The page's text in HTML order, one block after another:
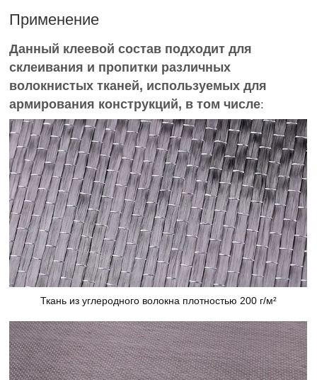
Применение
Данный клеевой состав подходит для
склеивания и пропитки различных
волокнистых тканей, используемых для
армирования конструкций, в том числе:
Ткань из углеродного волокна плотностью 200 г/м²